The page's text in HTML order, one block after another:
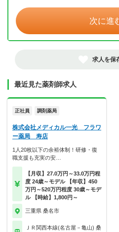
次に進
求人を保
最近見た薬剤師求人
正社員 調剤薬局
株式会社メディカル一光 フラワ
ー薬局 寿店
1人20枚以下の余裕体制！研修・復
職支援も充実の安…
【月収】27.0万円～33.0万円程
度 24歳～モデル 【年収】450
万円～520万円程度 30歳～モデ
ル 【時給】1,800円～
三重県 桑名市
ＪＲ関西本線(名古屋－亀山) 桑